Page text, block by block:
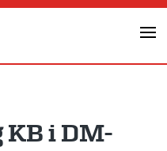
KB i DM-